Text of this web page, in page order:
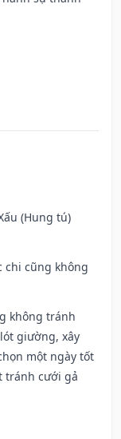
(Hung tú)
chi cũng không
không tránh
giường, xây
một ngày tốt
tránh cưới gả